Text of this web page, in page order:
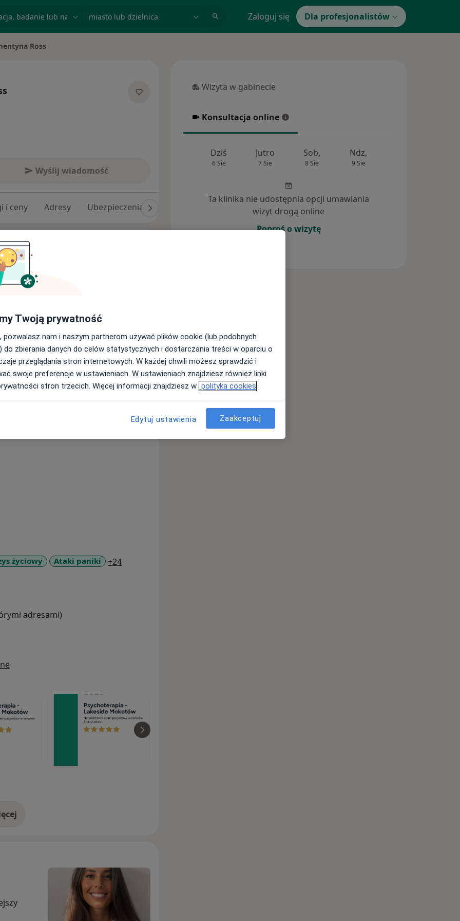
Zaloguj się Dla profesjonalistów
Ross
Wyślij wiadomość
i ceny Adresy Ubezpieczenia
psychologiczne-krótkoterminową
której wspieram Cię w bieżących
sytuacji życiowej. Zawodowo
psychodynamiczne-
się przede wszystkim na relacji
to, co dzieje się „pod
relacje i powtarzające się
życiu.
moment-kryzys życiowy,
jeśli towarzyszy Ci obniżony
po prostu czujesz, że
i rozmowy, zapraszam Cię
całościowe szkolenie w
"Instytut Analizy Grupowej
poddaję stałej superwizji.
życiowy Ataki paniki +24a11y_sr_more_diseases
adresami)
Wizyta w gabinecie
Wizyta w gabinecie
Konsultacja online
Konsultacja online
Dziś
6 Sie
Jutro
7 Sie
Sob,
8 Sie
Ndz,
9 Sie
Ta klinika nie udostępnia opcji umawiania
wizyt drogą online
Poproś o wizytę
Twoją prywatność
pozwalasz nam i naszym partnerom używać plików cookie (lub podobnych
do zbierania danych do celów statystycznych i dostarczania treści w oparciu o
przeglądania stron internetowych. W każdej chwili możesz sprawdzić i
swoje preferencje w ustawieniach. W ustawieniach znajdziesz również linki
stron trzecich. Więcej informacji znajdziesz w polityka cookies
Edytuj ustawienia Zaakceptuj